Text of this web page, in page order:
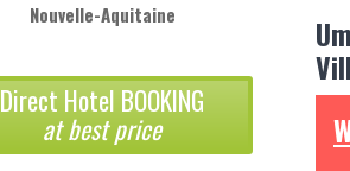
Nouvelle-Aquitaine
Direct Hotel BOOKING
at best price